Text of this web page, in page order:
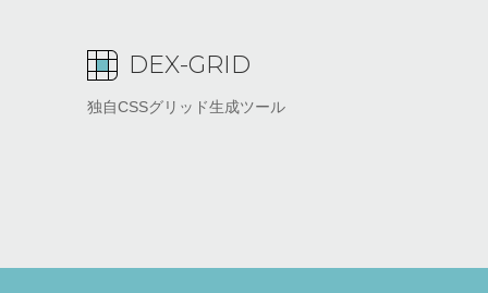
DEX-GRID
独自CSSグリッド生成ツール